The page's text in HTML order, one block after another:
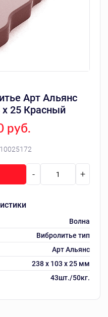
Арт Альянс
х 25 Красный
10025172
руб.
Волна
Вибролитье тип
Арт Альянс
238 х 103 х 25 мм
43шт./50кг.
- +